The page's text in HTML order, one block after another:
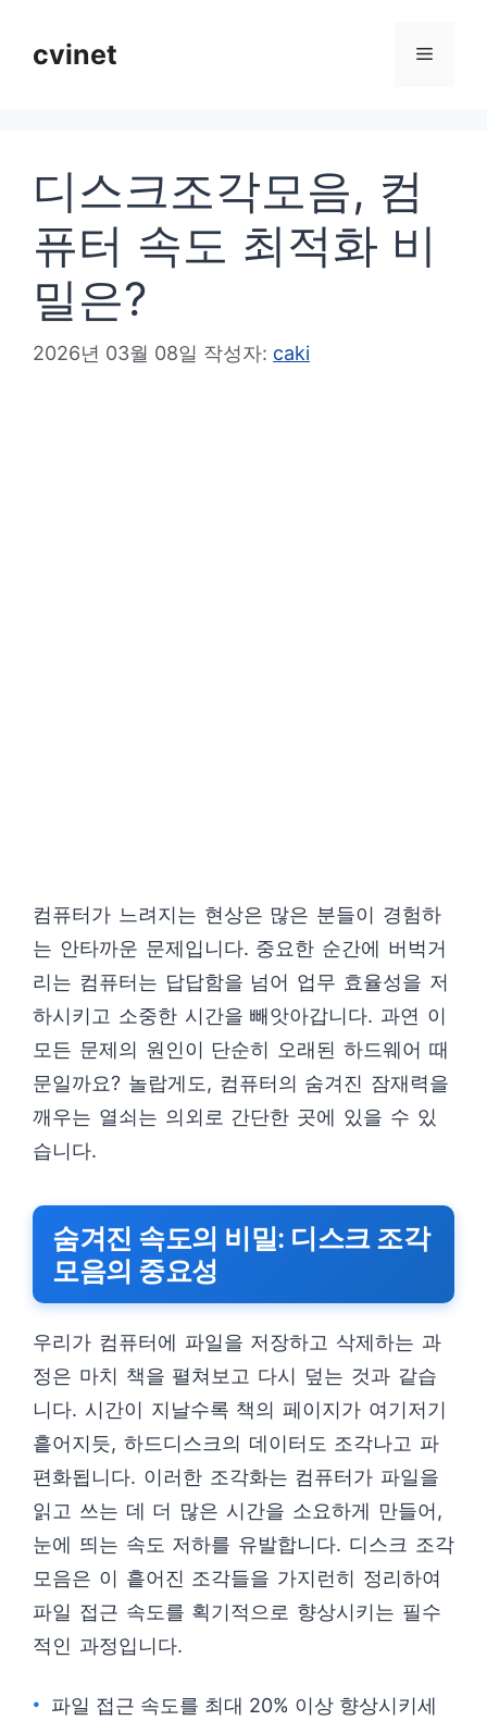
cvinet 메
디스크조각모음, 컴
퓨터 속도 최적화 비
밀은?
2026년 03월 08일 작성자: caki
컴퓨터가 느려지는 현상은 많은 분들이 경험하
는 안타까운 문제입니다. 중요한 순간에 버벅거
리는 컴퓨터는 답답함을 넘어 업무 효율성을 저
하시키고 소중한 시간을 빼앗아갑니다. 과연 이
모든 문제의 원인이 단순히 오래된 하드웨어 때
문일까요? 놀랍게도, 컴퓨터의 숨겨진 잠재력을
깨우는 열쇠는 의외로 간단한 곳에 있을 수 있
습니다.
숨겨진 속도의 비밀: 디스크 조각
모음의 중요성
우리가 컴퓨터에 파일을 저장하고 삭제하는 과
정은 마치 책을 펼쳐보고 다시 덮는 것과 같습
니다. 시간이 지날수록 책의 페이지가 여기저기
흩어지듯, 하드디스크의 데이터도 조각나고 파
편화됩니다. 이러한 조각화는 컴퓨터가 파일을
읽고 쓰는 데 더 많은 시간을 소요하게 만들어,
눈에 띄는 속도 저하를 유발합니다. 디스크 조각
모음은 이 흩어진 조각들을 가지런히 정리하여
파일 접근 속도를 획기적으로 향상시키는 필수
적인 과정입니다.
파일 접근 속도를 최대 20% 이상 향상시키세